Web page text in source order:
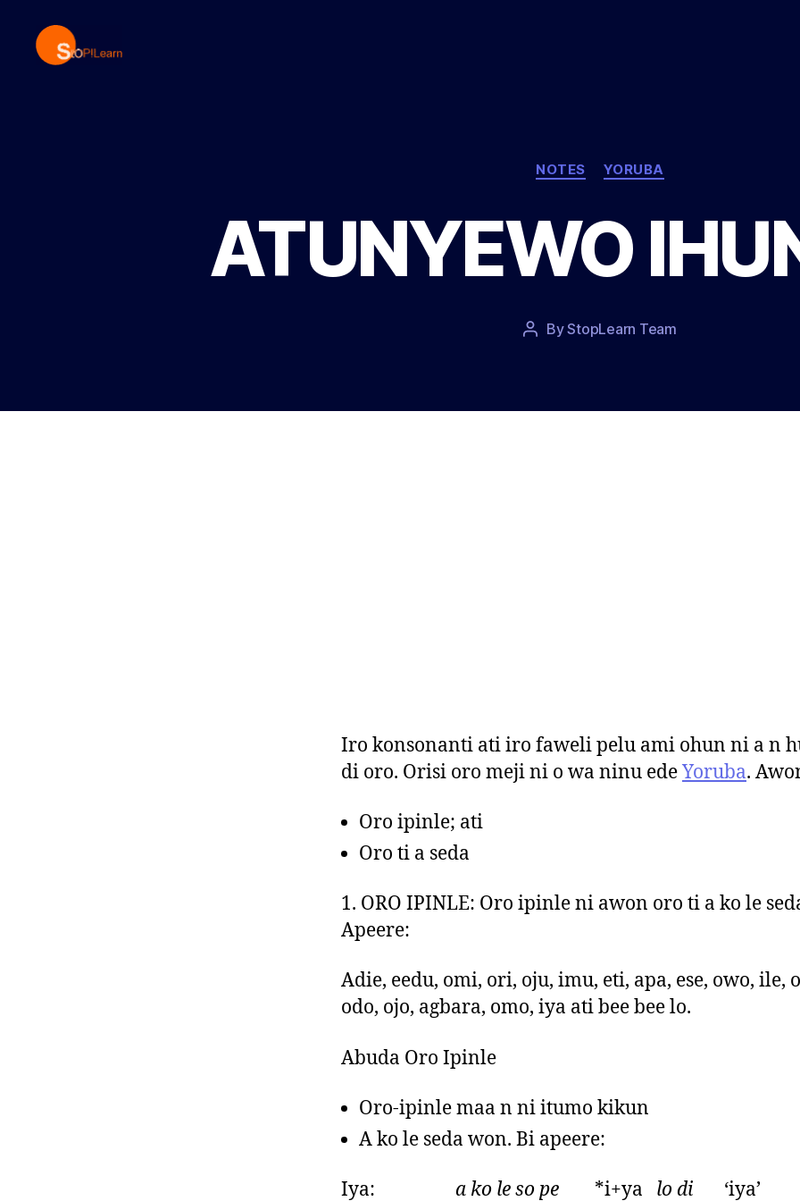
Categories
NOTES YORUBA
ATUNYEWO
PostByStopLearn Team
Post
Iro konsonanti ati iro faweli pelu ami ohun ni a n
di oro. Orisi oro meji ni o wa ninu edeYoruba.
Oro ipinle; ati
Oro ti a seda
1. ORO IPINLE: Oro ipinle ni awon oro ti a ko le
Apeere:
Adie, eedu, omi, ori, oju, imu, eti, apa, ese, owo, ile,
odo, ojo, agbara, omo, iya ati bee bee lo.
Abuda Oro Ipinle
Oro-ipinle maa n ni itumo kikun
A ko le seda won. Bi apeere:
Iya: a ko le so pe *i+ya lo di ‘iya’